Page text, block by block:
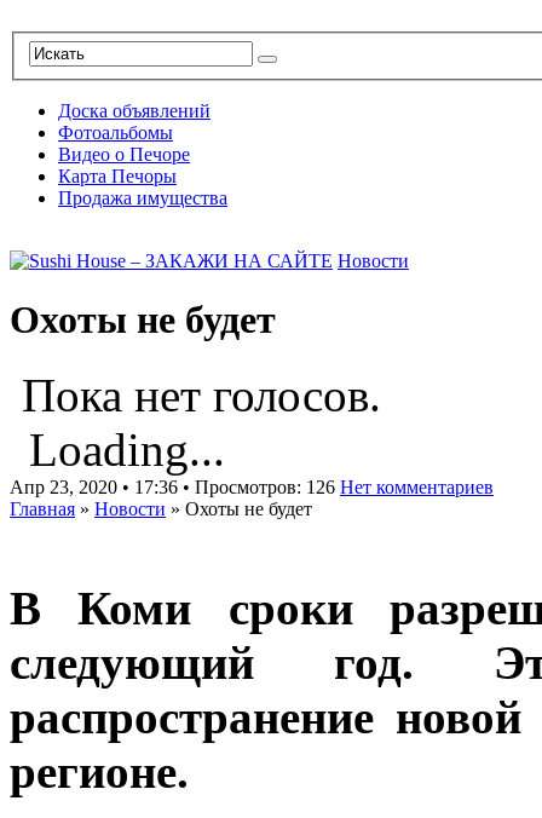
Доска объявлений
Фотоальбомы
Видео о Печоре
Карта Печоры
Продажа имущества
Новости
Охоты не будет
Пока нет голосов.
Loading...
Апр 23, 2020 • 17:36 • Просмотров: 126 Нет комментариев
Главная » Новости » Охоты не будет
В Коми сроки
следующий год.
распространение
регионе.